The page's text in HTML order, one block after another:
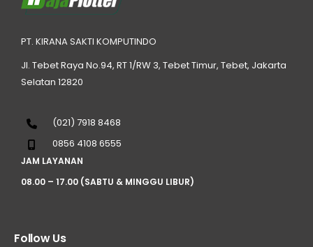
PT. KIRANA SAKTI KOMPUTINDO
Jl. Tebet Raya No.94, RT 1/RW 3, Tebet Timur, Tebet, Jakarta
Selatan 12820
(021) 7918 8468
0856 4108 6555
JAM LAYANAN
08.00 – 17.00 (SABTU & MINGGU LIBUR)
Follow Us